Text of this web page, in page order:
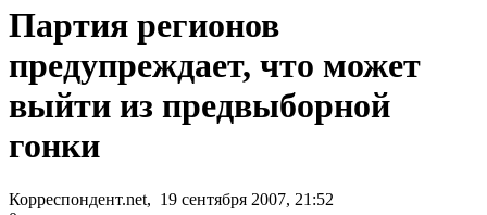
Партия регионов
предупреждает, что может
выйти из предвыборной
гонки
Корреспондент.net, 19 сентября 2007, 21:52